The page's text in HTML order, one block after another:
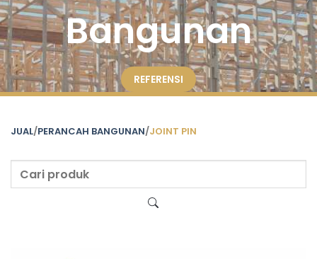
Bangunan
REFERENSI
JUAL/PERANCAH BANGUNAN/JOINT PIN